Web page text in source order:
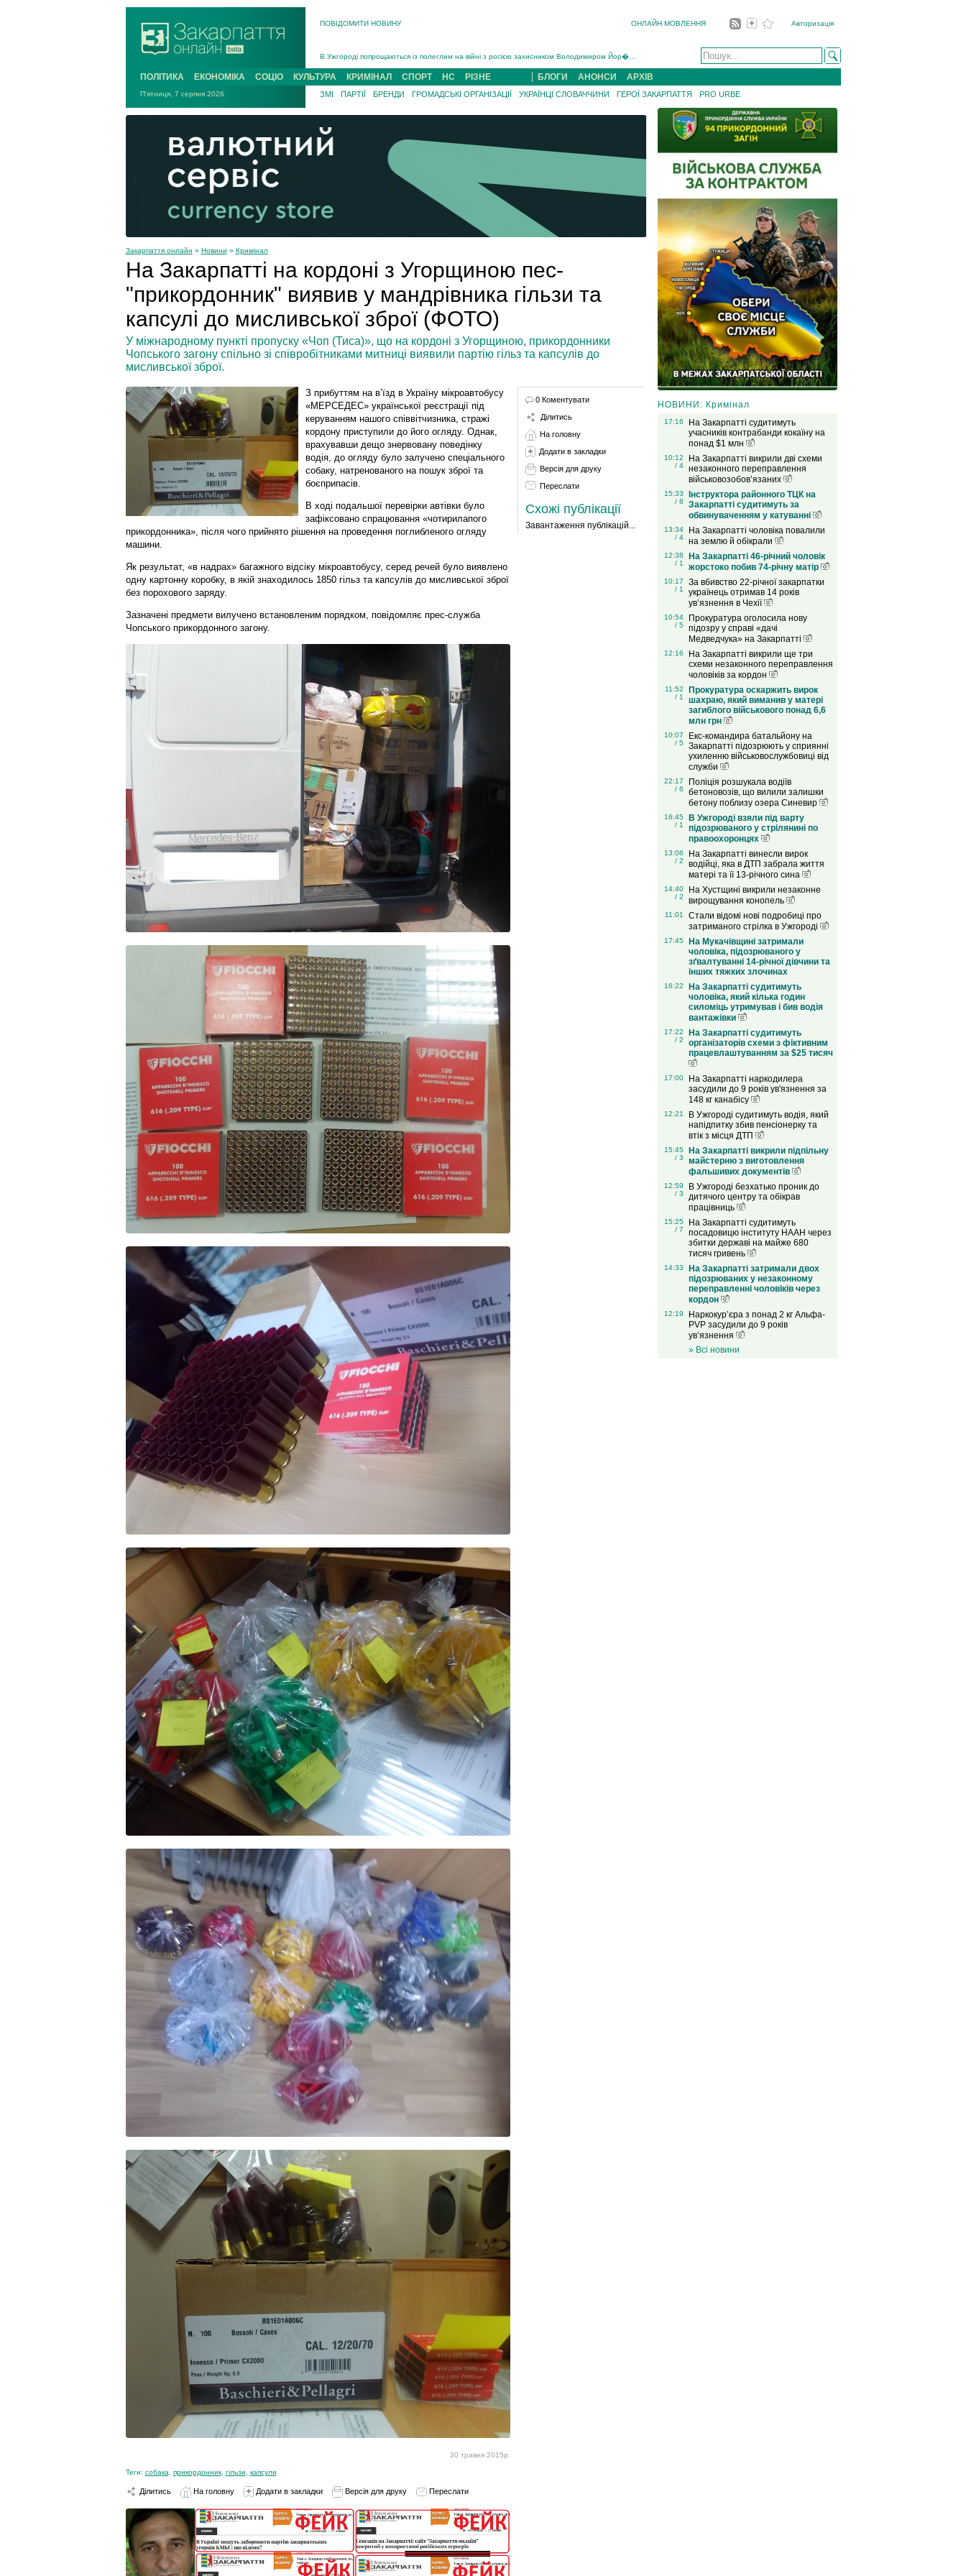
ПОВІДОМИТИ НОВИНУ ОНЛАЙН МОВЛЕННЯ Авторизація
Інструктора районного ТЦК на Закарпатті судитимуть за обвинуваченням у катув...
В Ужгороді 5 серпня попрощаються із захисником Богданом Югасом, який два роки �...
Підтвердили загибель захисника із Нанкова на Хустщині Юліана Гербея (ФОТО)[/gree...
На війні з рф поліг військовий з Виноградова Ігнат Роздяловський (ФОТО)...
На Хустщині внаслідок ДТП за участі трьох авто постраждали 13 людей (ФОТО)...
Інструктора районного ТЦК на Закарпатті судитимуть за обвинувачен...
ПОЛІТИКА ЕКОНОМІКА СОЦІО КУЛЬТУРА КРИМІНАЛ СПОРТ НС РІЗНЕ БЛОГИ АНОНСИ АРХІВ
П'ятниця, 7 серпня 2026 ЗМІ ПАРТІЇ БРЕНДИ ГРОМАДСЬКІ ОРГАНІЗАЦІЇ УКРАЇНЦІ СЛОВАЧЧИНИ ГЕРОЇ ЗАКАРПАТТЯ PRO URBE
Закарпаття онлайн » Новини » Кримінал
На Закарпатті на кордоні з Угорщиною пес-
"прикордонник" виявив у мандрівника гільзи та
капсулі до мисливської зброї (ФОТО)
У міжнародному пункті пропуску «Чоп (Тиса)», що на кордоні з Угорщиною, прикордонники
Чопського загону спільно зі співробітниками митниці виявили партію гільз та капсулів до
мисливської зброї.
З прибуттям на в’їзд в Україну мікроавтобусу
«МЕРСЕДЕС» української реєстрації під
керуванням нашого співвітчизника, стражі
кордону приступили до його огляду. Однак,
врахувавши дещо знервовану поведінку
водія, до огляду було залучено спеціального
собаку, натренованого на пошук зброї та
боєприпасів.
В ході подальшої перевірки автівки було
зафіксовано спрацювання «чотирилапого
прикордонника», після чого прийнято рішення на проведення поглибленого огляду
машини.
Як результат, «в надрах» багажного відсіку мікроавтобусу, серед речей було виявлено
одну картонну коробку, в якій знаходилось 1850 гільз та капсулів до мисливської зброї
без порохового заряду.
Зазначені предмети вилучено встановленим порядком, повідомляє прес-служба
Чопського прикордонного загону.
30 травня 2015р.
Теги: собака прикордонник, гільзи капсули
Ділитись На головну Додати в закладки Версія для друку Переслати
0 Коментувати
Ділитись
На головну
Додати в закладки
Версія для друку
Переслати
Схожі публікації
Завантаження публікацій...
НОВИНИ: Кримінал
17:16
На Закарпатті судитимуть
учасників контрабанди кокаїну на
понад $1 млн
10:12
/ 4
На Закарпатті викрили дві схеми
незаконного переправлення
військовозобов’язаних
15:33
/ 8
Інструктора районного ТЦК на
Закарпатті судитимуть за
обвинуваченням у катуванні
13:34
/ 4
На Закарпатті чоловіка повалили
на землю й обікрали
12:38
/ 1
На Закарпатті 46-річний чоловік
жорстоко побив 74-річну матір
10:17
/ 1
За вбивство 22-річної закарпатки
українець отримав 14 років
ув’язнення в Чехії
10:54
/ 5
Прокуратура оголосила нову
підозру у справі «дачі
Медведчука» на Закарпатті
12:16
На Закарпатті викрили ще три
схеми незаконного переправлення
чоловіків за кордон
11:52
/ 1
Прокуратура оскаржить вирок
шахраю, який виманив у матері
загиблого військового понад 6,6
млн грн
10:07
/ 5
Екс-командира батальйону на
Закарпатті підозрюють у сприянні
ухиленню військовослужбовиці від
служби
22:17
/ 6
Поліція розшукала водіїв
бетоновозів, що вилили залишки
бетону поблизу озера Синевир
16:45
/ 1
В Ужгороді взяли під варту
підозрюваного у стрілянині по
правоохоронцях
13:06
/ 2
На Закарпатті винесли вирок
водійці, яка в ДТП забрала життя
матері та її 13-річного сина
14:40
/ 2
На Хустщині викрили незаконне
вирощування конопель
11:01
Стали відомі нові подробиці про
затриманого стрілка в Ужгороді
17:45
На Мукачівщині затримали
чоловіка, підозрюваного у
зґвалтуванні 14-річної дівчини та
інших тяжких злочинах
16:22
На Закарпатті судитимуть
чоловіка, який кілька годин
силоміць утримував і бив водія
вантажівки
17:22
/ 2
На Закарпатті судитимуть
організаторів схеми з фіктивним
працевлаштуванням за $25 тисяч
17:00
На Закарпатті наркодилера
засудили до 9 років ув'язнення за
148 кг канабісу
12:21
В Ужгороді судитимуть водія, який
напідпитку збив пенсіонерку та
втік з місця ДТП
15:45
/ 3
На Закарпатті викрили підпільну
майстерню з виготовлення
фальшивих документів
12:59
/ 3
В Ужгороді безхатько проник до
дитячого центру та обікрав
працівниць
15:25
/ 7
На Закарпатті судитимуть
посадовицю інституту НААН через
збитки державі на майже 680
тисяч гривень
14:33
На Закарпатті затримали двох
підозрюваних у незаконному
переправленні чоловіків через
кордон
12:19
Наркокур’єра з понад 2 кг Альфа-
PVP засудили до 9 років
ув’язнення
» Всі новини